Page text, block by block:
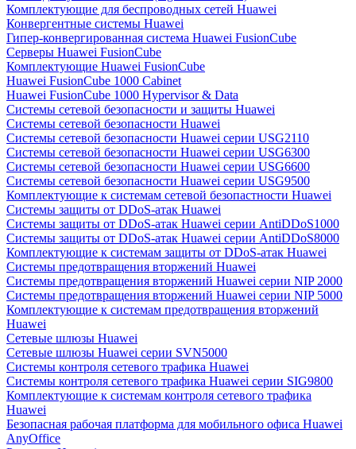
Комплектующие для беспроводных сетей Huawei
Конвергентные системы Huawei
Гипер-конвергированная система Huawei FusionCube
Серверы Huawei FusionCube
Комплектующие Huawei FusionCube
Huawei FusionCube 1000 Cabinet
Huawei FusionCube 1000 Hypervisor & Data
Системы сетевой безопасности и защиты Huawei
Системы сетевой безопасности Huawei
Системы сетевой безопасности Huawei серии USG2110
Системы сетевой безопасности Huawei серии USG6300
Системы сетевой безопасности Huawei серии USG6600
Системы сетевой безопасности Huawei серии USG9500
Комплектующие к системам сетевой безопастности Huawei
Системы защиты от DDoS-атак Huawei
Системы защиты от DDoS-атак Huawei серии AntiDDoS1000
Системы защиты от DDoS-атак Huawei серии AntiDDoS8000
Комплектующие к системам защиты от DDoS-атак Huawei
Системы предотвращения вторжений Huawei
Системы предотвращения вторжений Huawei серии NIP 2000
Системы предотвращения вторжений Huawei серии NIP 5000
Комплектующие к системам предотвращения вторжений
Huawei
Сетевые шлюзы Huawei
Сетевые шлюзы Huawei серии SVN5000
Системы контроля сетевого трафика Huawei
Системы контроля сетевого трафика Huawei серии SIG9800
Комплектующие к системам контроля сетевого трафика
Huawei
Безопасная рабочая платформа для мобильного офиса Huawei
AnyOffice